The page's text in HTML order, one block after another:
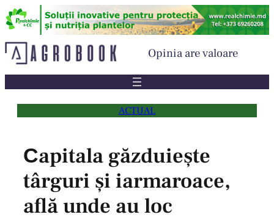
Sari
la
Opinia are valoare
ACTUAL
Сapitala găzduiește
târguri și iarmaroace,
află unde au loc